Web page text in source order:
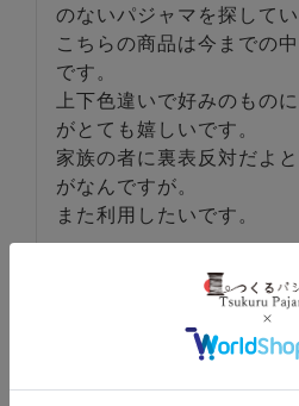
のないパジャマを探してい
こちらの商品は今までの
です。
上下色違いで好みのもの
がとても嬉しいです。
家族の者に裏表反対だよ
がなんですが。
また利用したいです。
投稿日
2023/02/06